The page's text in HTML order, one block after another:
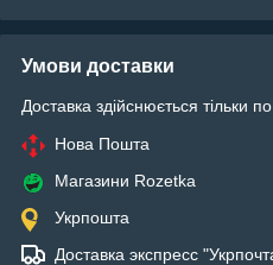
Умови доставки
Доставка здійснюється тільки
Нова Пошта
Магазини Rozetka
Укрпошта
Доставка экспресс